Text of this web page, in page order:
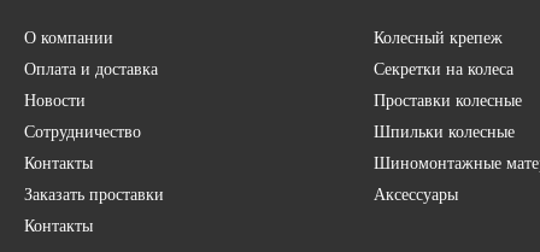
О компании
Оплата и доставка
Новости
Сотрудничество
Контакты
Заказать проставки
Контакты
Колесный крепеж
Секретки на колеса
Проставки колесные
Шпильки колесные
Шиномонтажные
Аксессуары